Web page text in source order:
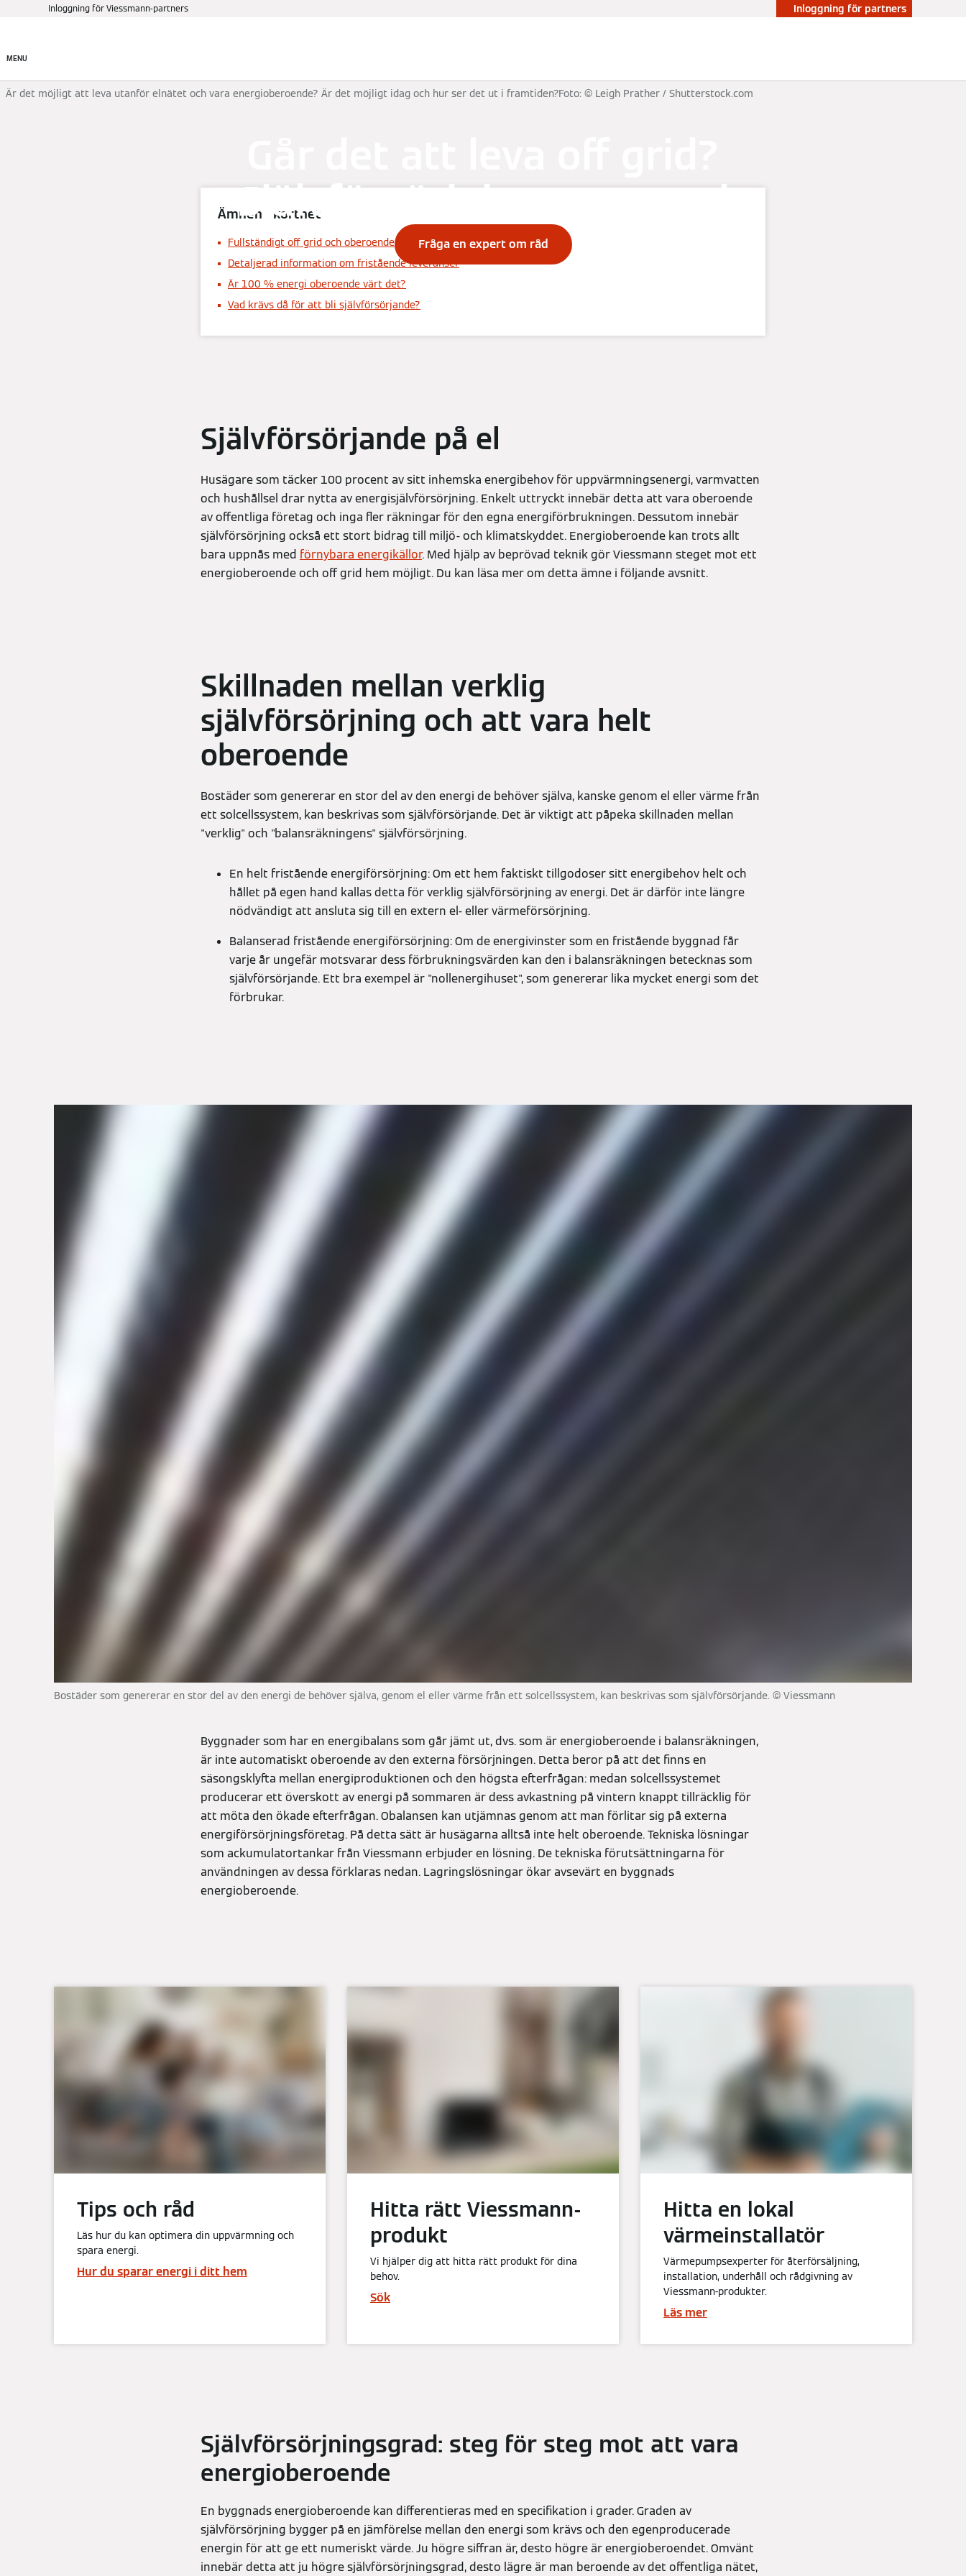
Inloggning för Viessmann-partners Inloggning för partners
MENU
Självförsörjning av energi
Fråga en expert om råd
Är det möjligt att leva utanför elnätet och vara energioberoende? Är det möjligt idag och hur ser det ut i framtiden?Foto: © Leigh Prather / Shutterstock.com
Ämnen i korthet
Fullständigt off grid och oberoende - vad innebär det?
Detaljerad information om fristående leveranser
Är 100 % energi oberoende värt det?
Vad krävs då för att bli självförsörjande?
Självförsörjande på el
Husägare som täcker 100 procent av sitt inhemska energibehov för uppvärmningsenergi, varmvatten
och hushållsel drar nytta av energisjälvförsörjning. Enkelt uttryckt innebär detta att vara oberoende
av offentliga företag och inga fler räkningar för den egna energiförbrukningen. Dessutom innebär
självförsörjning också ett stort bidrag till miljö- och klimatskyddet. Energioberoende kan trots allt
bara uppnås med förnybara energikällor. Med hjälp av beprövad teknik gör Viessmann steget mot ett
energioberoende och off grid hem möjligt. Du kan läsa mer om detta ämne i följande avsnitt.
Skillnaden mellan verklig
självförsörjning och att vara helt
oberoende
Bostäder som genererar en stor del av den energi de behöver själva, kanske genom el eller värme från
ett solcellssystem, kan beskrivas som självförsörjande. Det är viktigt att påpeka skillnaden mellan
"verklig" och "balansräkningens" självförsörjning.
En helt fristående energiförsörjning: Om ett hem faktiskt tillgodoser sitt energibehov helt och
hållet på egen hand kallas detta för verklig självförsörjning av energi. Det är därför inte längre
nödvändigt att ansluta sig till en extern el- eller värmeförsörjning.
Balanserad fristående energiförsörjning: Om de energivinster som en fristående byggnad får
varje år ungefär motsvarar dess förbrukningsvärden kan den i balansräkningen betecknas som
självförsörjande. Ett bra exempel är "nollenergihuset", som genererar lika mycket energi som det
förbrukar.
Bostäder som genererar en stor del av den energi de behöver själva, genom el eller värme från ett solcellssystem, kan beskrivas som självförsörjande. © Viessmann
Byggnader som har en energibalans som går jämt ut, dvs. som är energioberoende i balansräkningen,
är inte automatiskt oberoende av den externa försörjningen. Detta beror på att det finns en
säsongsklyfta mellan energiproduktionen och den högsta efterfrågan: medan solcellssystemet
producerar ett överskott av energi på sommaren är dess avkastning på vintern knappt tillräcklig för
att möta den ökade efterfrågan. Obalansen kan utjämnas genom att man förlitar sig på externa
energiförsörjningsföretag. På detta sätt är husägarna alltså inte helt oberoende. Tekniska lösningar
som ackumulatortankar från Viessmann erbjuder en lösning. De tekniska förutsättningarna för
användningen av dessa förklaras nedan. Lagringslösningar ökar avsevärt en byggnads
energioberoende.
Tips och råd
Läs hur du kan optimera din uppvärmning och
spara energi.
Hur du sparar energi i ditt hem
Hitta rätt Viessmann-
produkt
Vi hjälper dig att hitta rätt produkt för dina
behov.
Sök
Hitta en lokal
värmeinstallatör
Värmepumpsexperter för återförsäljning,
installation, underhåll och rådgivning av
Viessmann-produkter.
Läs mer
Självförsörjningsgrad: steg för steg mot att vara
energioberoende
En byggnads energioberoende kan differentieras med en specifikation i grader. Graden av
självförsörjning bygger på en jämförelse mellan den energi som krävs och den egenproducerade
energin för att ge ett numeriskt värde. Ju högre siffran är, desto högre är energioberoendet. Omvänt
innebär detta att ju högre självförsörjningsgrad, desto lägre är man beroende av det offentliga nätet,